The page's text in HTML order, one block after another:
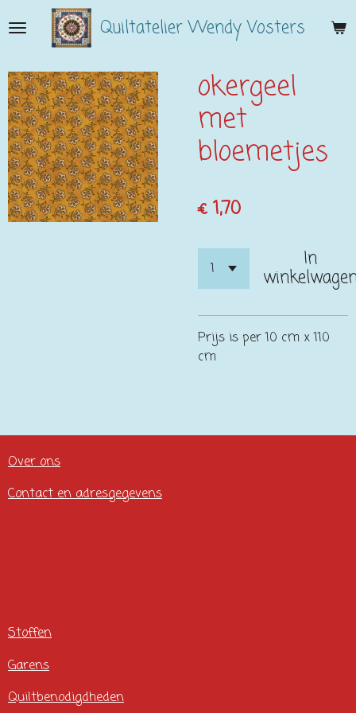
direct
de
hoofdinhoud
Quiltatelier Wendy Vosters
okergeel
met
bloemetjes
€ 1,70
In
Prijs is per 10 cm x 110
cm
Over ons
Contact en adresgegevens
Stoffen
Garens
Quiltbenodigdheden